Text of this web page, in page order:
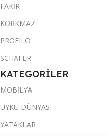
FAKİR
KORKMAZ
PROFILO
SCHAFER
KATEGORİLER
MOBİLYA
UYKU DÜNYASI
YATAKLAR